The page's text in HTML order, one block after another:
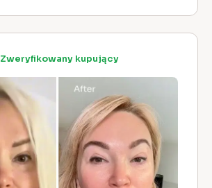
Zweryfikowany kupujący